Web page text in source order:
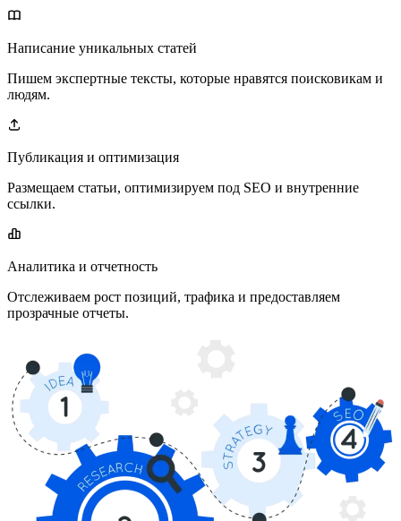
Написание уникальных статей
Пишем экспертные тексты, которые нравятся поисковикам и
людям.
Публикация и оптимизация
Размещаем статьи, оптимизируем под SEO и внутренние
ссылки.
Аналитика и отчетность
Отслеживаем рост позиций, трафика и предоставляем
прозрачные отчеты.